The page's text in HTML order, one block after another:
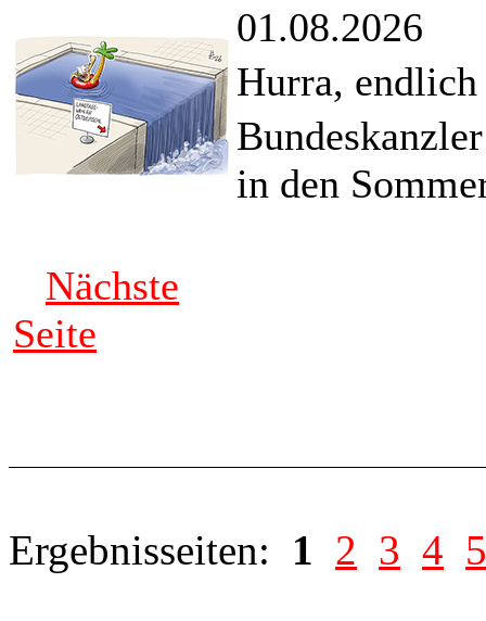
01.08.2026
Hurra,
in den
Nächste
Seite
Ergebnisseiten: 1 2 3 4 5